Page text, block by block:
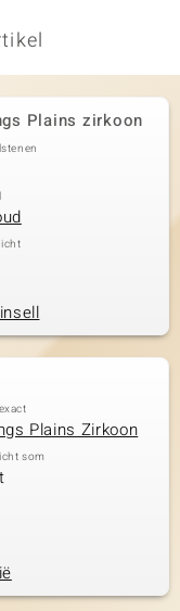
Plains zirkoon
Plains Zirkoon
som